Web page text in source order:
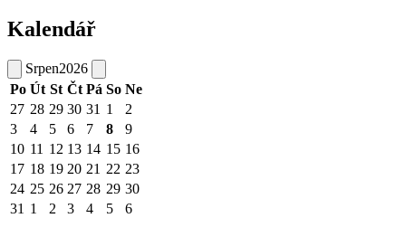
Kalendář
Srpen2026
Po Út St Čt Pá So Ne
27 28 29 30 31 1
2
3
4 5 6 7 8
9
10 11 12 13 14 15 16
17 18 19 20 21 22 23
24 25 26 27 28 29 30
31 1 2 3 4 5 6